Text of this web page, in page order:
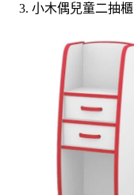
3. 小木偶兒童二抽